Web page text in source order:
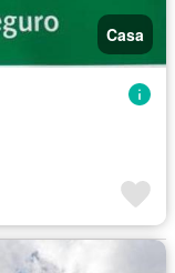
Casa